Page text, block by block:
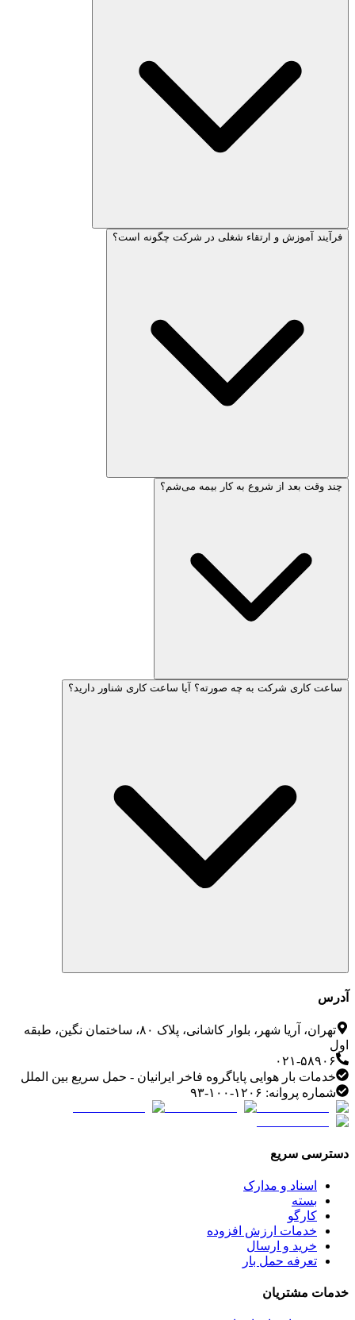
فرآیند آموزش و ارتقاء شغلی در شرکت چگونه است؟
چند وقت بعد از شروع به کار بیمه می‌شم؟
ساعت کاری شرکت به چه صورته؟ آیا ساعت کاری شناور دارید؟
آدرس
تهران، آریا شهر، بلوار کاشانی، پلاک ۸۰، ساختمان نگین، طبقه
اول
۰۲۱-۵۸۹۰۶
خدمات بار هوایی پایاگروه فاخر ایرانیان - حمل سریع بین الملل
شماره پروانه: ۱۲۰۶-۱۰۰-۹۳
دسترسی سریع
اسناد و مدارک
بسته
کارگو
خدمات ارزش افزوده
خرید و ارسال
تعرفه حمل بار
خدمات مشتریان